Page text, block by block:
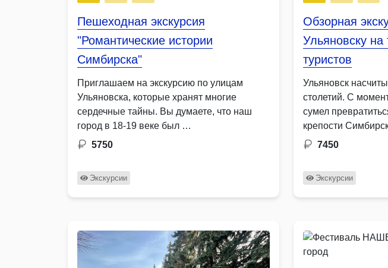
Пешеходная экскурсия
"Романтические истории
Симбирска"
Приглашаем на экскурсию по улицам
Ульяновска, которые хранят многие
сердечные тайны. Вы думаете, что наш
город в 18-19 веке был …
5750
Экскурсии
Обзорная
Ульяновску на
туристов
Ульяновск
столетий. С
сумел
крепости
и …7450
Экскурсии